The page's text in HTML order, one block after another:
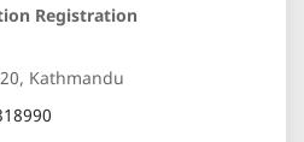
Registration
Kathmandu